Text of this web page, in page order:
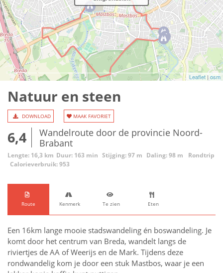
Leaflet |osm
Natuur en steen
DOWNLOAD MAAK FAVORIET
6,4
Wandelroute door de provincie Noord-
Brabant
Lengte: 16,3 km Duur: 163 min Stijging: 97 m Daling: 98 m
Rondtrip
Calorieverbruik: 953
Route Kenmerk Te zien Eten
Een 16km lange mooie stadswandeling én boswandeling. Je
komt door het centrum van Breda, wandelt langs de
riviertjes de AA of Weerijs en de Mark. Tijdens deze
rondwandelig kom je door een stuk Mastbos, waar je een